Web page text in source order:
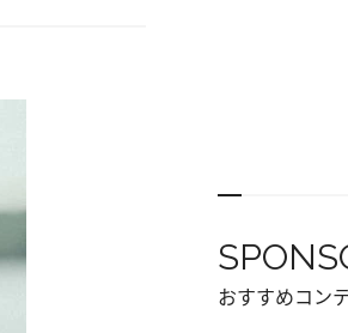
おすすめコン